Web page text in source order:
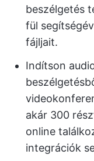
beszélgetés
fül
fájljait.
Indítson
akár 300
online
integrációk